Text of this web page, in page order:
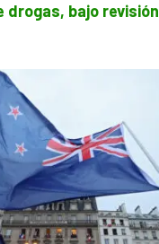
drogas, bajo revisión